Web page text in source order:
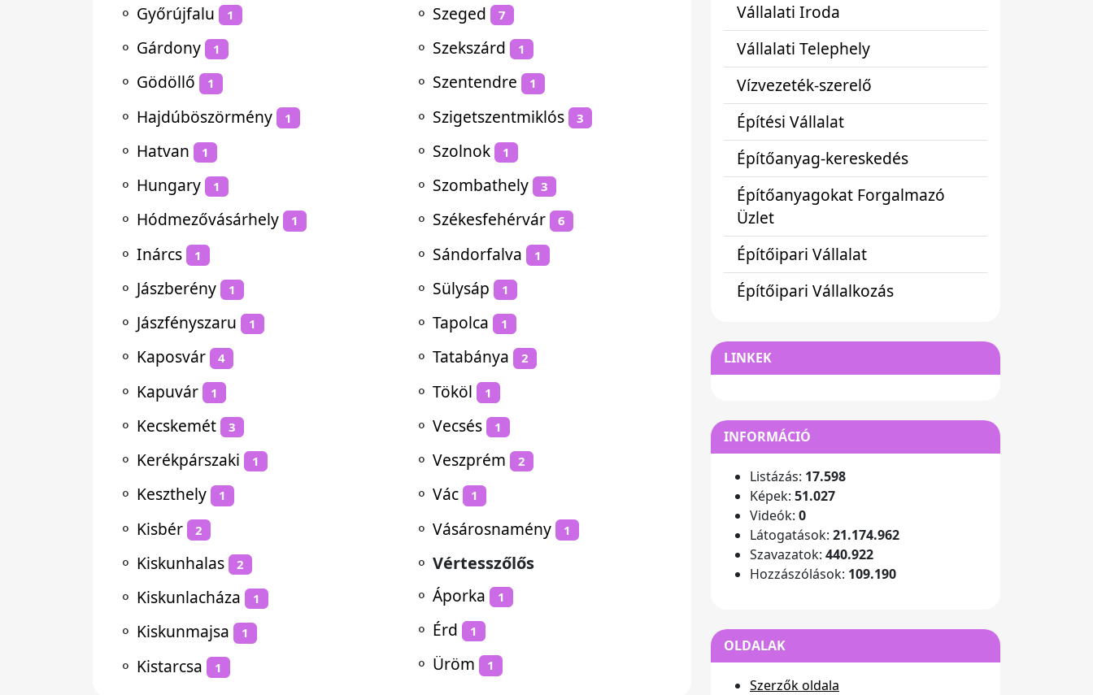
⚬ Győrújfalu 1
⚬ Gárdony 1
⚬ Gödöllő 1
⚬ Hajdúböszörmény 1
⚬ Hatvan 1
⚬ Hungary 1
⚬ Hódmezővásárhely 1
⚬ Inárcs 1
⚬ Jászberény 1
⚬ Jászfényszaru 1
⚬ Kaposvár 4
⚬ Kapuvár 1
⚬ Kecskemét 3
⚬ Kerékpárszaki 1
⚬ Keszthely 1
⚬ Kisbér 2
⚬ Kiskunhalas 2
⚬ Kiskunlacháza 1
⚬ Kiskunmajsa 1
⚬ Kistarcsa 1
⚬ Szeged 7
⚬ Szekszárd 1
⚬ Szentendre 1
⚬ Szigetszentmiklós 3
⚬ Szolnok 1
⚬ Szombathely 3
⚬ Székesfehérvár 6
⚬ Sándorfalva 1
⚬ Sülysáp 1
⚬ Tapolca 1
⚬ Tatabánya 2
⚬ Tököl 1
⚬ Vecsés 1
⚬ Veszprém 2
⚬ Vác 1
⚬ Vásárosnamény 1
⚬ Vértesszőlős
⚬ Áporka 1
⚬ Érd 1
⚬ Üröm 1
Vállalati Iroda
Vállalati Telephely
Vízvezeték-szerelő
Építési Vállalat
Építőanyag-kereskedés
Építőanyagokat Forgalmazó
Üzlet
Építőipari Vállalat
Építőipari Vállalkozás
LINKEK
INFORMÁCIÓ
Listázás: 17.598
Képek: 51.027
Videók: 0
Látogatások: 21.174.962
Szavazatok: 440.922
Hozzászólások: 109.190
OLDALAK
Szerzők oldala